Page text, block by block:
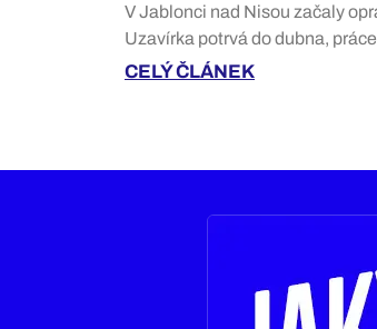
V Jablonci nad Nisou začaly
Uzavírka potrvá do dubna,
CELÝ ČLÁNEK